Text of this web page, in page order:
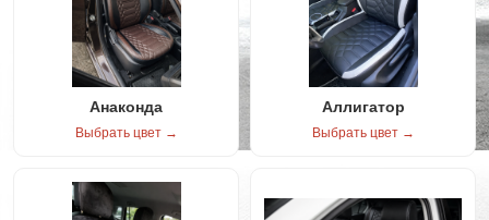
Анаконда
Выбрать цвет →
Аллигатор
Выбрать цвет →